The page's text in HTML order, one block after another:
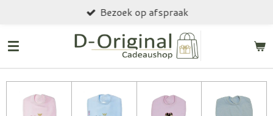
naar
hoofdinhoud
Bezoek op afspraak